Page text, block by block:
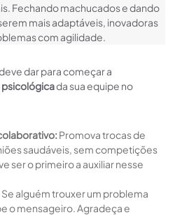
Fechando machucados e dando
mais adaptáveis, inovadoras
com agilidade.
dar para começar a
da sua equipe no
Promova trocas de
saudáveis, sem competições
ser o primeiro a auxiliar nesse
Se alguém trouxer um problema
o mensageiro. Agradeça e